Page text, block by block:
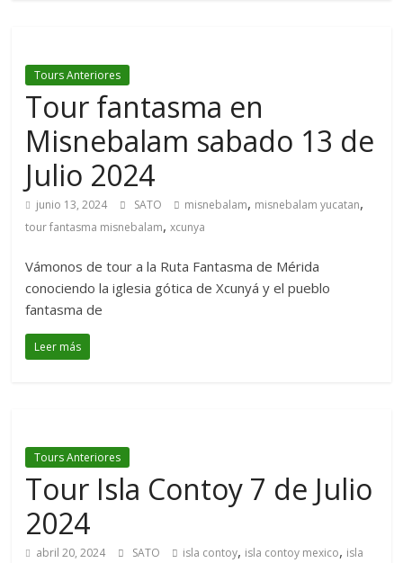
Tours Anteriores
Tour fantasma en
Misnebalam sabado 13 de
Julio 2024
junio 13, 2024 SATO misnebalam, misnebalam yucatan,
tour fantasma misnebalam,xcunya
Vámonos de tour a la Ruta Fantasma de Mérida
conociendo la iglesia gótica de Xcunyá y el pueblo
fantasma de
Leer más
Tours Anteriores
Tour Isla Contoy 7 de Julio
2024
abril 20, 2024 SATO isla contoy, isla contoy mexico, isla